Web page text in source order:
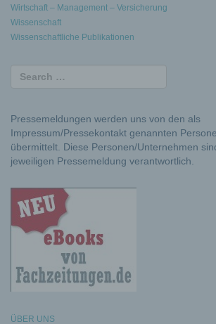
Wirtschaft – Management – Versicherung
Wissenschaft
Wissenschaftliche Publikationen
Pressemeldungen werden uns von den als
Impressum/Pressekontakt genannten
übermittelt. Diese Personen/Unternehmen
jeweiligen Pressemeldung verantwortlich.
ÜBER UNS